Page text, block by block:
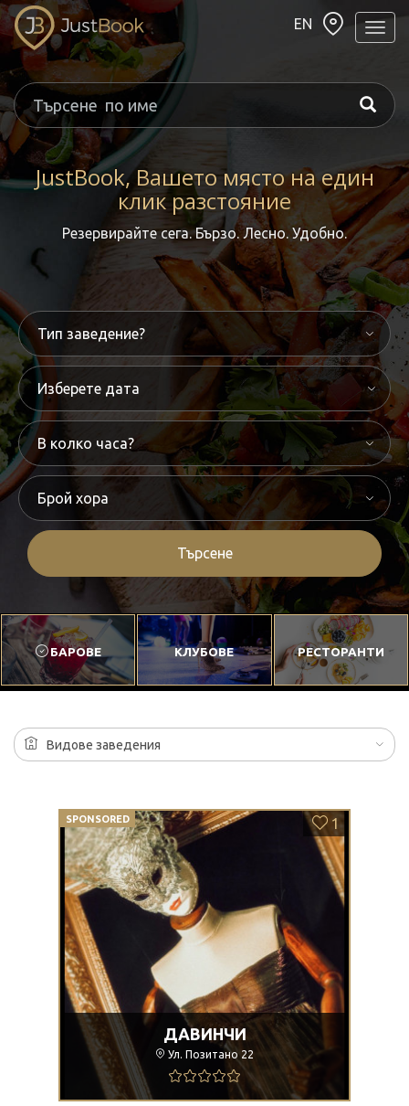
EN
JustBook, Вашето място на един
клик разстояние
Резервирайте сега. Бързо. Лесно. Удобно.
Изберете дата
Търсене
БАРОВЕ КЛУБОВЕ РЕСТОРАНТИ
Видове заведения
1
SPONSORED
ДАВИНЧИ
Ул. Позитано 22